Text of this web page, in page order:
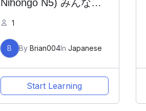
Nihongo N5) みんなの
日本語
1
B By Brian004In Japanese
Start Learning